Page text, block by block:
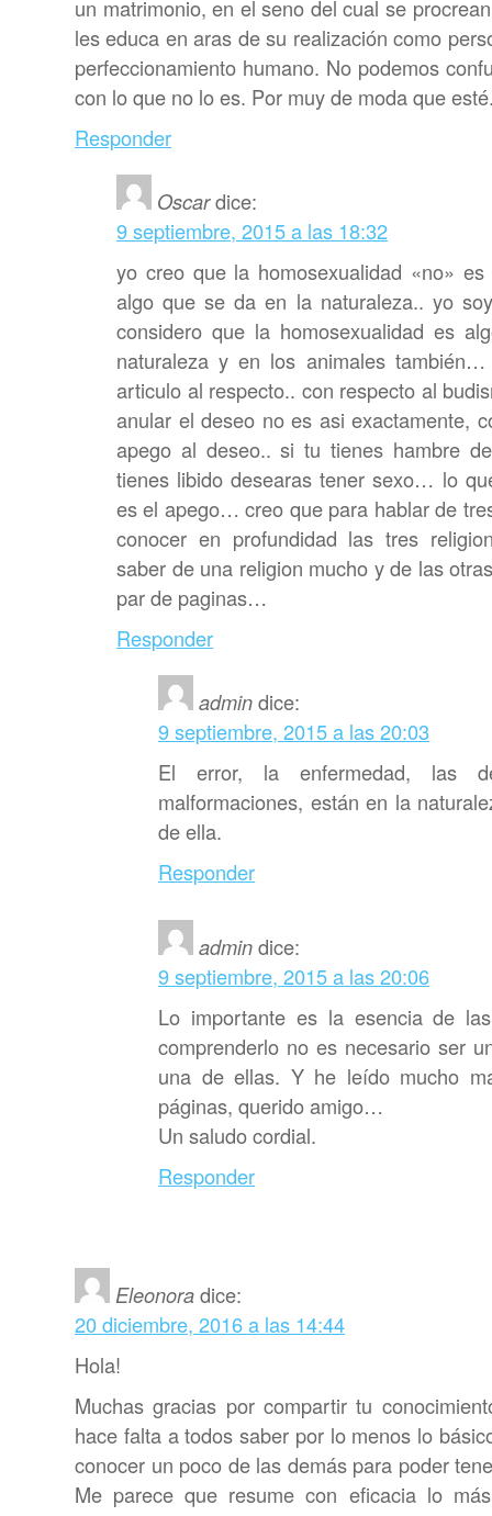
un matrimonio, en el seno del cual se
les educa en aras de su realización como
perfeccionamiento humano. No podemos
con lo que no lo es. Por muy de moda que
Responder
Oscardice:
9 septiembre, 2015 a las 18:32
yo creo que la homosexualidad «no»
algo que se da en la naturaleza.. yo
considero que la homosexualidad es
naturaleza y en los animales
articulo al respecto.. con respecto al
anular el deseo no es asi exactamente,
apego al deseo.. si tu tienes hambre
tienes libido desearas tener sexo… lo
es el apego… creo que para hablar de
conocer en profundidad las tres
saber de una religion mucho y de las
par de paginas…
Responder
admindice:
9 septiembre, 2015 a las 20:03
El error, la enfermedad, las
malformaciones, están en la
de ella.
Responder
admindice:
9 septiembre, 2015 a las 20:06
Lo importante es la esencia de
comprenderlo no es necesario ser
una de ellas. Y he leído mucho
páginas, querido amigo…
Un saludo cordial.
Responder
Eleonoradice:
20 diciembre, 2016 a las 14:44
Hola!
Muchas gracias por compartir tu
hace falta a todos saber por lo menos lo
conocer un poco de las demás para poder
Me parece que resume con eficacia lo